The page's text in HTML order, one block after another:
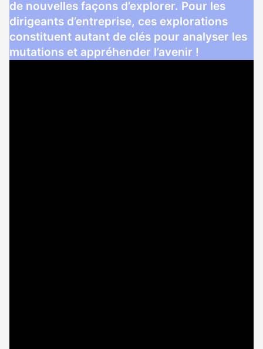
de nouvelles façons d’explorer. Pour les
dirigeants d’entreprise, ces explorations
constituent autant de clés pour analyser les
mutations et appréhender l’avenir !